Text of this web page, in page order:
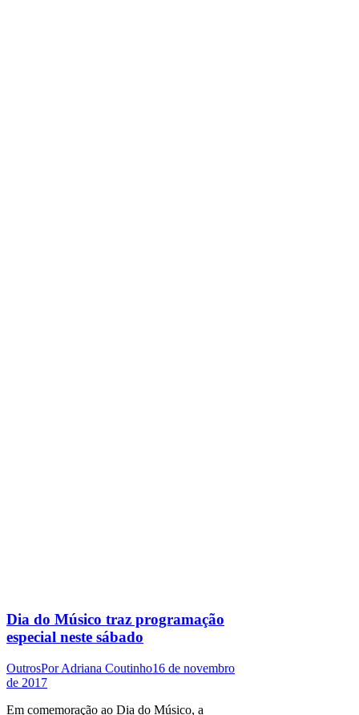
Dia do Músico traz programação
especial neste sábado
OutrosPorAdriana Coutinho16 de novembro
de 2017
Em comemoração ao Dia do Músico, a